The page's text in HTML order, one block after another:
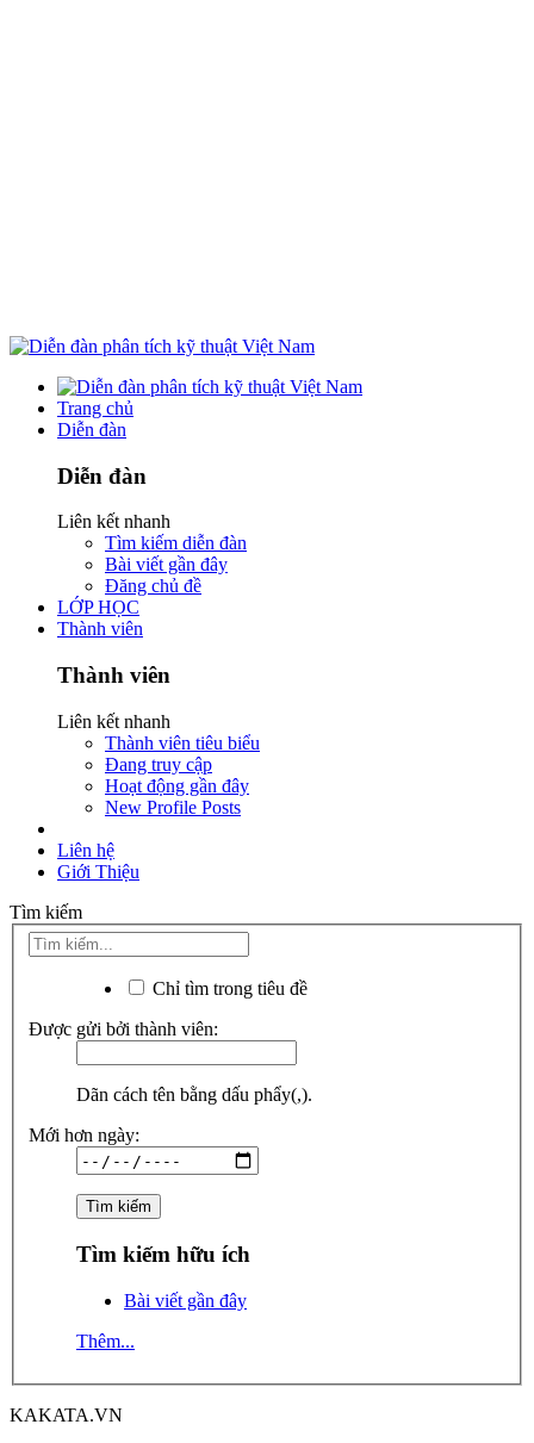
Trang chủ
Diễn đàn
Diễn đàn
Liên kết nhanh
Tìm kiếm diễn đàn
Bài viết gần đây
Đăng chủ đề
LỚP HỌC
Thành viên
Thành viên
Liên kết nhanh
Thành viên tiêu biểu
Đang truy cập
Hoạt động gần đây
New Profile Posts
Liên hệ
Giới Thiệu
Tìm kiếm
Chỉ tìm trong tiêu đề
Được gửi bởi thành viên:
Dãn cách tên bằng dấu phẩy(,).
Mới hơn ngày:
Tìm kiếm hữu ích
Bài viết gần đây
Thêm...
KAKATA.VN